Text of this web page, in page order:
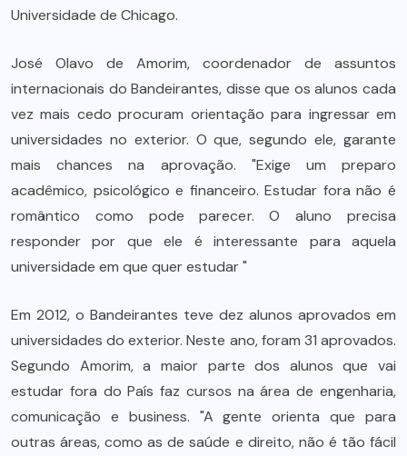
Universidade de Chicago.
José Olavo de Amorim, coordenador de assuntos
internacionais do Bandeirantes, disse que os alunos cada
vez mais cedo procuram orientação para ingressar em
universidades no exterior. O que, segundo ele, garante
mais chances na aprovação. "Exige um preparo
acadêmico, psicológico e financeiro. Estudar fora não é
romântico como pode parecer. O aluno precisa
responder por que ele é interessante para aquela
universidade em que quer estudar "
Em 2012, o Bandeirantes teve dez alunos aprovados em
universidades do exterior. Neste ano, foram 31 aprovados.
Segundo Amorim, a maior parte dos alunos que vai
estudar fora do País faz cursos na área de engenharia,
comunicação e business. "A gente orienta que para
outras áreas, como as de saúde e direito, não é tão fácil